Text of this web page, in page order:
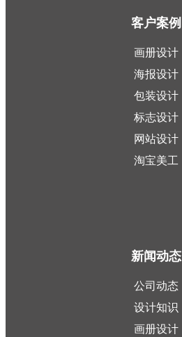
客户案例
画册设计
海报设计
包装设计
标志设计
网站设计
淘宝美工
新闻动态
公司动态
设计知识
画册设计